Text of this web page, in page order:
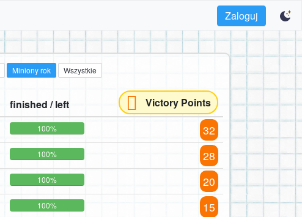
Zaloguj
Miniony rok Wszystkie
finished / left
Victory Points
100% 32
100% 28
100% 20
100% 15